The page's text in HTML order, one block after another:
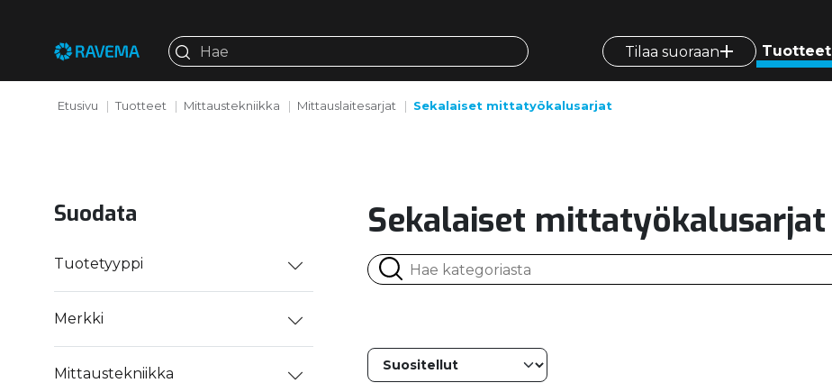
Tilaa suoraan Tuotteet
Etusivu Tuotteet Mittaustekniikka Mittauslaitesarjat Sekalaiset mittatyökalusarjat
Suodata
Tuotetyyppi
Merkki
Mittaustekniikka
Sekalaiset mittatyökalusarjat